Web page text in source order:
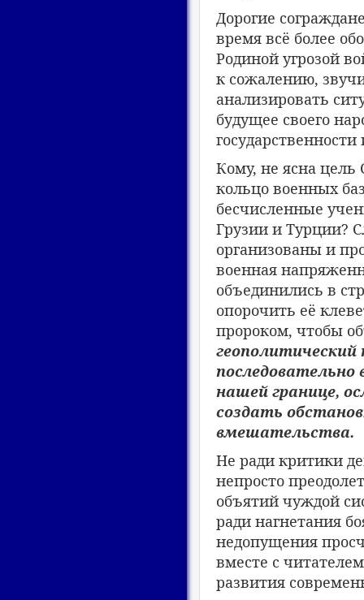
Дорогие
время всё более
Родиной угрозой
к сожалению,
анализировать
будущее своего
Кому, не ясна
кольцо военных
бесчисленные
Грузии и Турции?
организованы и
военная
объединились в
опорочить её
пророком, чтобы
геополитический
нашей границе,
создать
вмешательства.
Не ради критики
непросто
объятий чуждой
ради нагнетания
недопущения
вместе с
развития